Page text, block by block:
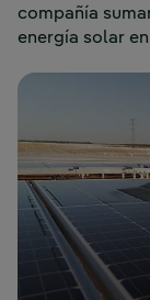
compañía
energía solar